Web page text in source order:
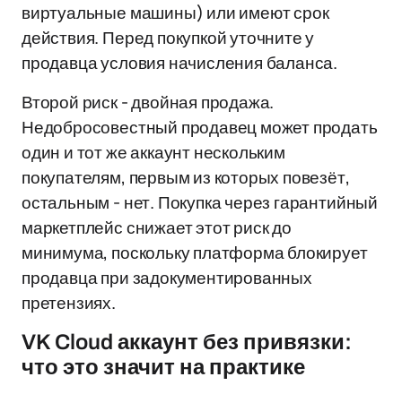
виртуальные машины) или имеют срок
действия. Перед покупкой уточните у
продавца условия начисления баланса.
Второй риск - двойная продажа.
Недобросовестный продавец может продать
один и тот же аккаунт нескольким
покупателям, первым из которых повезёт,
остальным - нет. Покупка через гарантийный
маркетплейс снижает этот риск до
минимума, поскольку платформа блокирует
продавца при задокументированных
претензиях.
VK Cloud аккаунт без привязки:
что это значит на практике